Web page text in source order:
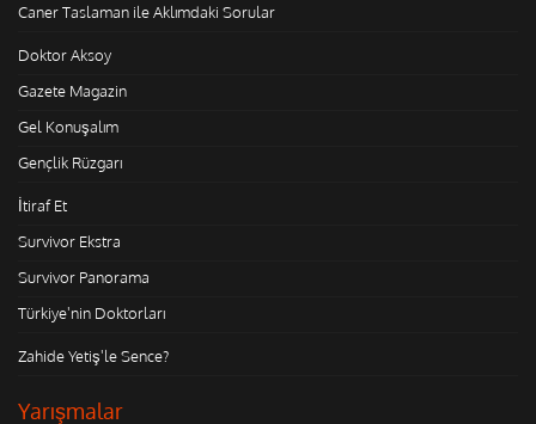
Caner Taslaman ile Aklımdaki Sorular
Doktor Aksoy
Gazete Magazin
Gel Konuşalım
Gençlik Rüzgarı
İtiraf Et
Survivor Ekstra
Survivor Panorama
Türkiye'nin Doktorları
Zahide Yetiş'le Sence?
Yarışmalar